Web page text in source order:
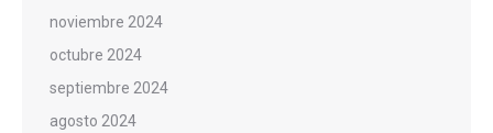
noviembre 2024
octubre 2024
septiembre 2024
agosto 2024